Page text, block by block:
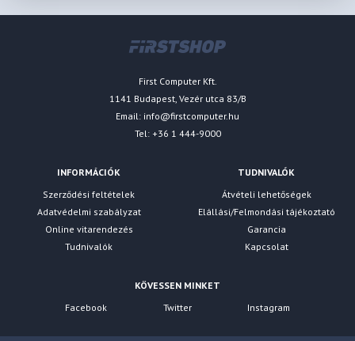
First Computer Kft.
1141 Budapest, Vezér utca 83/B
Email: info@firstcomputer.hu
Tel: +36 1 444-9000
INFORMÁCIÓK
Szerződési feltételek
Adatvédelmi szabályzat
Online vitarendezés
Tudnivalók
TUDNIVALÓK
Átvételi lehetőségek
Elállási/Felmondási tájékoztató
Garancia
Kapcsolat
KÖVESSEN MINKET
Facebook
Twitter Instagram